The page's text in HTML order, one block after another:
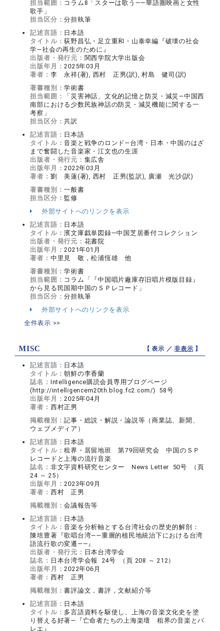
担当範囲： コラム8「スターは歌う――華語圏映画と女性
歌手」
担当区分：分担執筆
記述言語： 日本語
タイトル：荻野昌弘・足立重和・山泰幸編『破壊の社会
学―社会の再生のために』
出版者・発行元： 関西学院大学出版会
出版年月：2025年03月
著者： 李 永祥(著), 西村 正男(訳), 村島 健司(訳)
著書種別：学術書
担当範囲：
「災害神話、文化的記憶と防災・減災―中国西
南部における少数民族神話の防災・減災機能に関する一
考察」
担当区分：共訳
記述言語： 日本語
タイトル：音楽と戦争のロンド―台湾・日本・中国のはざ
まで奮闘した音楽家・江文也の生涯
出版者・発行元： 集広舎
出版年月：2022年03月
著者： 劉 美蓮(著), 西村 正男(監訳), 廣瀬 光沙(訳)
著書種別：一般書
担当区分： 監修
外部サイトへのリンクを表示
記述言語： 日本語
タイトル：濱文庫戯単図録―中国芝居番付コレクション
出版者・発行元： 花書院
出版年月：2021年01月
著者： 中里見 敬，松浦恆雄 他
著書種別：学術書
担当範囲： コラム「『中国唱片廠庫存旧唱片模版目録』
から見る民国期中国のＳＰレコード」
担当区分：分担執筆
外部サイトへのリンクを表示
全件表示 >>
MISC 【 表示 ／非表示 】
記述言語： 日本語
タイトル：朝鮮の李香蘭
誌名： Intelligence購読会員専用ブログページ
(http://intelligencem20th.blog.fc2.com/) 58号
出版年月：2025年04月
著者： 西村正男
掲載種別：記事・総説・解説・論説等（商業誌、新聞、
ウェブメディア）
記述言語： 日本語
タイトル：租界・居留地班 第79回研究会 中国のＳＰ
レコードと上海の流行音楽
誌名： 非文字資料研究センター News Letter 50号 （頁
24 ～ 25）
出版年月：2023年09月
著者： 西村 正男
掲載種別：会議報告等
記述言語： 日本語
タイトル：音楽を分析軸とする台湾社会の歴史的解剖：
陳培豊著『歌唱台湾――重層的植民地統治下における台湾
語流行歌の変遷――』
出版者・発行元： 日本台湾学会
誌名： 日本台湾学会報 24号 （頁 208 ～ 212）
出版年月：2022年06月
著者： 西村 正男
掲載種別：書評論文，書評，文献紹介等
記述言語： 日本語
タイトル： 多言語資料を駆使し、上海の音楽文化史を塗
り替える好著―『亡命者たちの上海楽壇 租界の音楽とバ
レエ』